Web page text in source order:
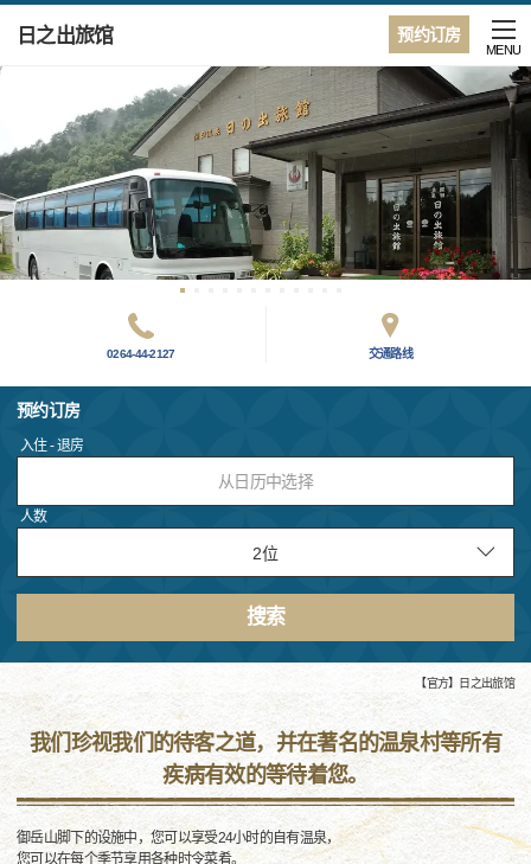
预约订房
日之出旅馆
MENU
0264-44-2127 交通路线
预约订房
入住 - 退房
从日历中选择
人数
搜索
【官方】日之出旅馆
我们珍视我们的待客之道，并在著名的温泉村等所有
疾病有效的等待着您。
御岳山脚下的设施中，您可以享受24小时的自有温泉，
您可以在每个季节享用各种时令菜肴。